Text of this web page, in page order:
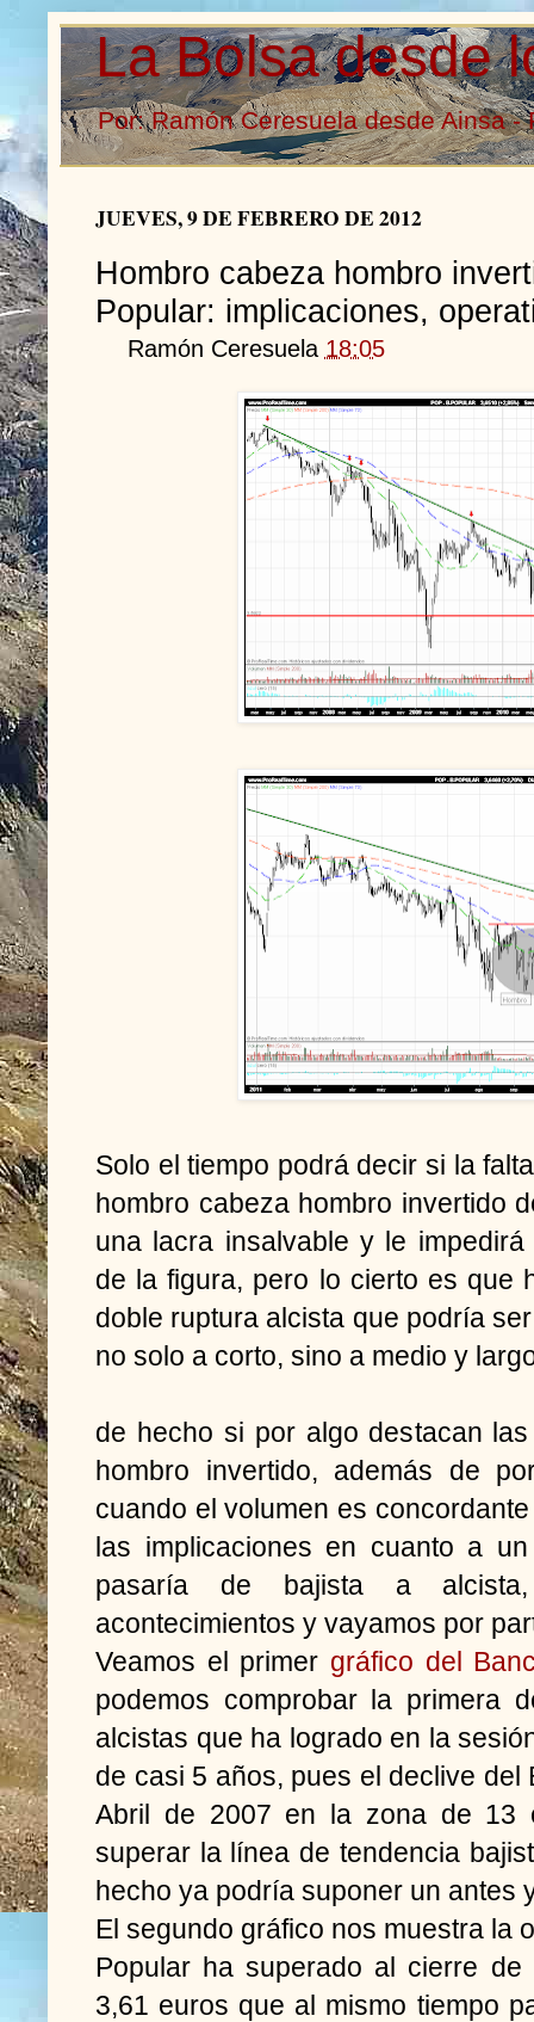
La Bolsa desde
Por: Ramón Ceresuela desde Ainsa -
JUEVES, 9 DE FEBRERO DE 2012
Hombro cabeza hombro
Popular: implicaciones,
Ramón Ceresuela 18:05
Solo el tiempo podrá decir si la
hombro cabeza hombro invertido
una lacra insalvable y le
de la figura, pero lo cierto es que
doble ruptura alcista que podría
no solo a corto, sino a medio y
de hecho si por algo destacan
hombro invertido, además de
cuando el volumen es
las implicaciones en cuanto a
pasaría de bajista a
acontecimientos y vayamos por
Veamos el primer gráfico del
podemos comprobar la primera
alcistas que ha logrado en la
de casi 5 años, pues el declive
Abril de 2007 en la zona de 13
superar la línea de tendencia
hecho ya podría suponer un antes
El segundo gráfico nos muestra la
Popular ha superado al cierre
3,61 euros que al mismo tiempo